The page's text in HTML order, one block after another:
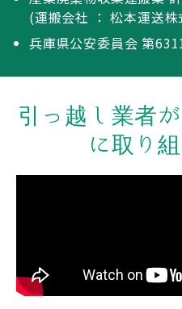
(運搬会社 ： 松本運送
兵庫県公安委員会 第
引っ越し業者
に取り